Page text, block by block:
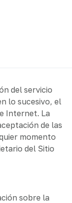
del servicio
lo sucesivo, el
Internet. La
de las
momento
del Sitio
sobre la